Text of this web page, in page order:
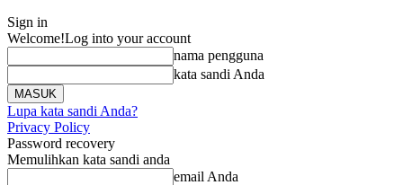
Sign in
Welcome!Log into your account
nama pengguna
kata sandi Anda
Lupa kata sandi Anda?
Privacy Policy
Password recovery
Memulihkan kata sandi anda
email Anda